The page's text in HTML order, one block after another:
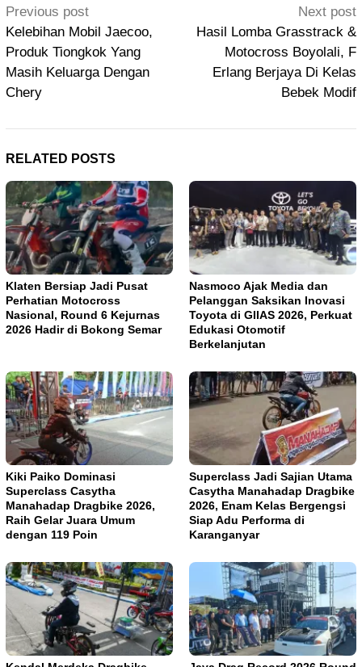
Post
navigation
Previous post
Kelebihan Mobil Jaecoo,
Produk Tiongkok Yang
Masih Keluarga Dengan
Chery
Next post
Hasil Lomba Grasstrack &
Motocross Boyolali, F
Erlang Berjaya Di Kelas
Bebek Modif
RELATED POSTS
Klaten Bersiap Jadi Pusat
Perhatian Motocross
Nasional, Round 6 Kejurnas
2026 Hadir di Bokong Semar
Nasmoco Ajak Media dan
Pelanggan Saksikan Inovasi
Toyota di GIIAS 2026, Perkuat
Edukasi Otomotif
Berkelanjutan
Kiki Paiko Dominasi
Superclass Casytha
Manahadap Dragbike 2026,
Raih Gelar Juara Umum
dengan 119 Poin
Superclass Jadi Sajian Utama
Casytha Manahadap Dragbike
2026, Enam Kelas Bergengsi
Siap Adu Performa di
Karanganyar